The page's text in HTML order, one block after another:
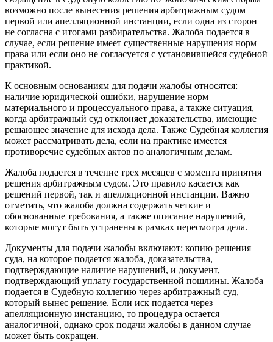
возможно после вынесения решения арбитражным судом
первой или апелляционной инстанции, если одна из сторон
не согласна с итогами разбирательства. Жалоба подается в
случае, если решение имеет существенные нарушения норм
права или если оно не согласуется с установившейся судебной
практикой.
К основным основаниям для подачи жалобы относятся:
наличие юридической ошибки, нарушение норм
материального и процессуального права, а также ситуация,
когда арбитражный суд отклоняет доказательства, имеющие
решающее значение для исхода дела. Также Судебная коллегия
может рассматривать дела, если на практике имеется
противоречие судебных актов по аналогичным делам.
Жалоба подается в течение трех месяцев с момента принятия
решения арбитражным судом. Это правило касается как
решений первой, так и апелляционной инстанции. Важно
отметить, что жалоба должна содержать четкие и
обоснованные требования, а также описание нарушений,
которые могут быть устранены в рамках пересмотра дела.
Документы для подачи жалобы включают: копию решения
суда, на которое подается жалоба, доказательства,
подтверждающие наличие нарушений, и документ,
подтверждающий уплату государственной пошлины. Жалоба
подается в Судебную коллегию через арбитражный суд,
который вынес решение. Если иск подается через
апелляционную инстанцию, то процедура остается
аналогичной, однако срок подачи жалобы в данном случае
может быть сокращен.